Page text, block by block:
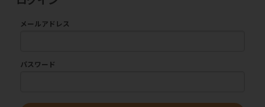
メールアドレス
パスワード